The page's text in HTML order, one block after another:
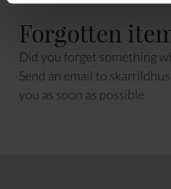
Forgotten
Did you forget something
Send an email to
you as soon as possible